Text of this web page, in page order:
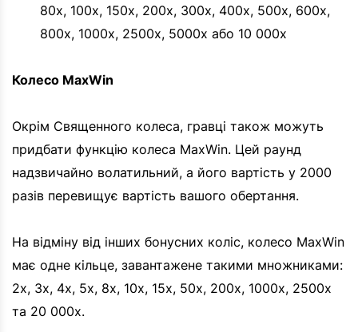
80x, 100x, 150x, 200x, 300x, 400x, 500x, 600x,
800x, 1000x, 2500x, 5000x або 10 000x
Колесо MaxWin
Окрім Священного колеса, гравці також можуть
придбати функцію колеса MaxWin. Цей раунд
надзвичайно волатильний, а його вартість у 2000
разів перевищує вартість вашого обертання.
На відміну від інших бонусних коліс, колесо MaxWin
має одне кільце, завантажене такими множниками:
2x, 3x, 4x, 5x, 8x, 10x, 15x, 50x, 200x, 1000x, 2500x
та 20 000x.